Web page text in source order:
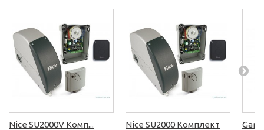
Nice SU2000V Комп... Nice SU2000 Комплект Gant